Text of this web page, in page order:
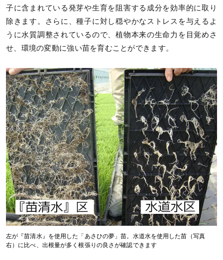
子に含まれている発芽や生育を阻害する成分を効率的に取り
除きます。さらに、種子に対し穏やかなストレスを与えるよ
うに水質調整されているので、植物本来の生命力を目覚めさ
せ、環境の変動に強い苗を育むことができます。
左が『苗清水』を使用した「あさひの夢」苗。水道水を使用した苗（写真
右）に比べ、出根量が多く根張りの良さが確認できます